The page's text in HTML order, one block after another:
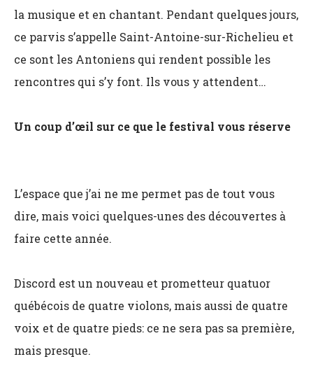
la musique et en chantant. Pendant quelques jours,
ce parvis s’appelle Saint-Antoine-sur-Richelieu et
ce sont les Antoniens qui rendent possible les
rencontres qui s’y font. Ils vous y attendent…
Un coup d’œil sur ce que le festival vous réserve
L’espace que j’ai ne me permet pas de tout vous
dire, mais voici quelques-unes des découvertes à
faire cette année.
Discord est un nouveau et prometteur quatuor
québécois de quatre violons, mais aussi de quatre
voix et de quatre pieds: ce ne sera pas sa première,
mais presque.